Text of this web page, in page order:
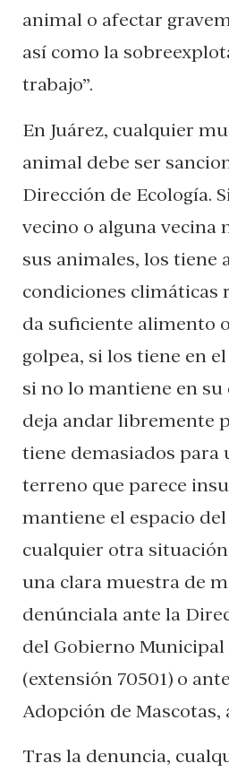
animal o afectar
así como la
trabajo”.
En Juárez, cualquier
animal debe ser
Dirección de Ecología.
vecino o alguna vecina
sus animales, los tiene
condiciones climáticas
da suficiente alimento
golpea, si los tiene en
si no lo mantiene en su
deja andar libremente
tiene demasiados para
terreno que parece
mantiene el espacio
cualquier otra
una clara muestra de
denúnciala ante la
del Gobierno Municipal
(extensión 70501) o
Adopción de Mascotas,
Tras la denuncia,